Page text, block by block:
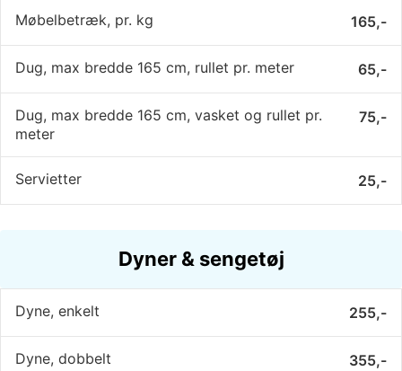
Møbelbetræk, pr. kg 165,-
Dug, max bredde 165 cm, rullet pr. meter 65,-
Dug, max bredde 165 cm, vasket og rullet pr.
meter
75,-
Servietter 25,-
Dyner & sengetøj
Dyne, enkelt 255,-
Dyne, dobbelt 355,-